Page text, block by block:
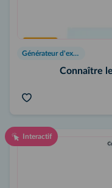
Générateur d'exercices
Connaître
Interactif